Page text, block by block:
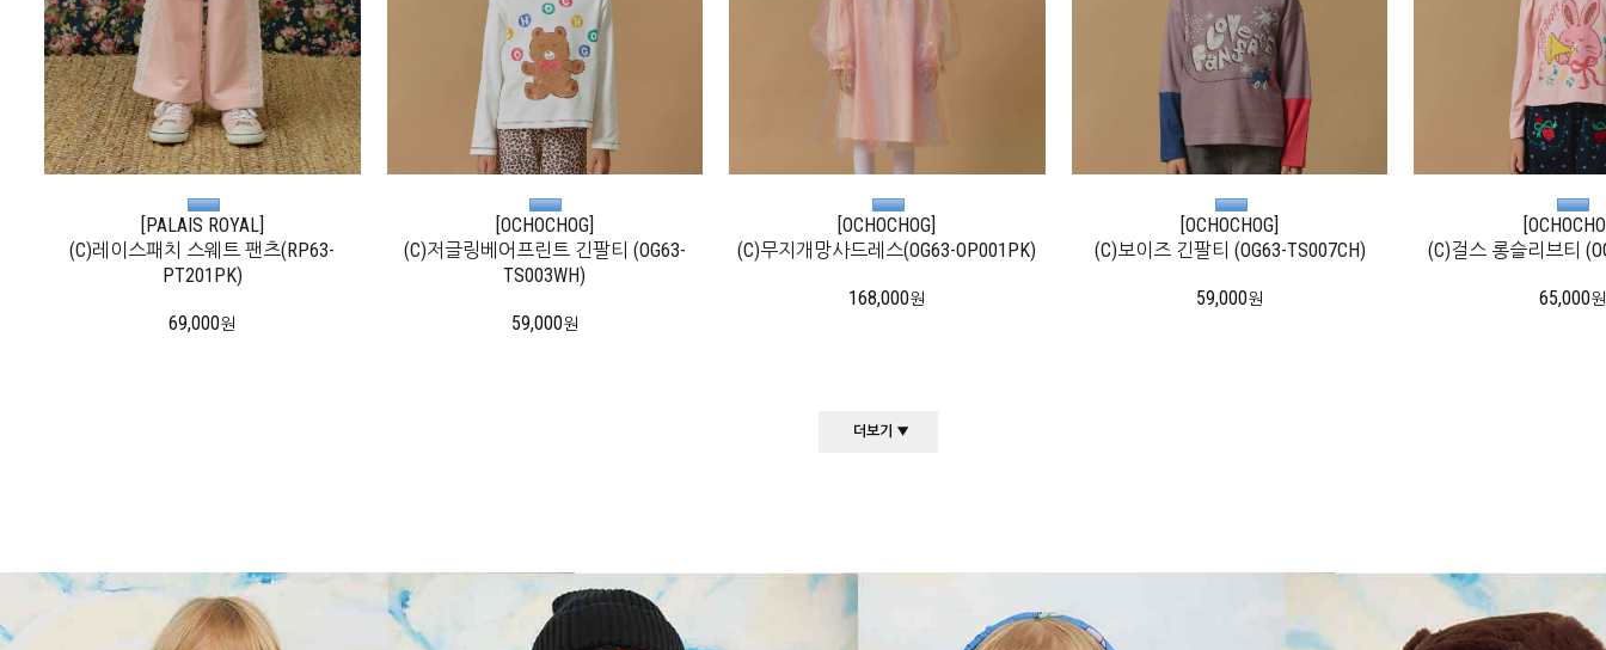
[PALAIS ROYAL]
(C)레이스패치 스웨트 팬츠(RP63-
PT201PK)
69,000원
[OCHOCHOG]
(C)저글링베어프린트 긴팔티 (OG63-
TS003WH)
59,000원
[OCHOCHOG]
(C)무지개망사드레스(OG63-OP001PK)
168,000원
[OCHOCHOG]
(C)보이즈 긴팔티 (OG63-TS007CH)
59,000원
(C)걸스 롱슬리브티
65,000원
더보기 ▼